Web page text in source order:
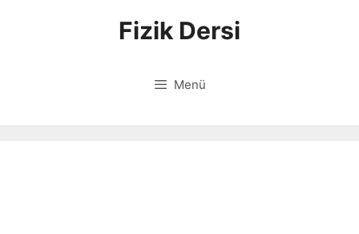
Fizik Dersi
Menü